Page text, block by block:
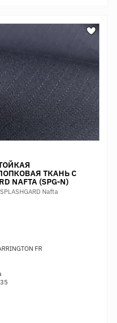
ТКАНЬ С
NAFTA (SPG-N)
Nafta
FR